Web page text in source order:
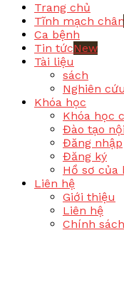
Trang chủ
Tĩnh mạch chân
Ca bệnh
Tin tứcNew
Tài liệu
sách
Nghiên
Khóa học
Khóa học
Đào tạo
Đăng nhập
Đăng ký
Hồ sơ của
Liên hệ
Giới thiệu
Liên hệ
Chính